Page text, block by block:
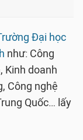
Đại học
như: Công
Kinh doanh
Công nghệ
Quốc… lấy